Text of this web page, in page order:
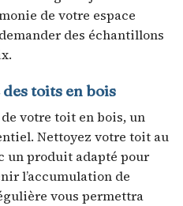
de votre espace
des échantillons
toits en bois
votre toit en bois, un
Nettoyez votre toit au
un produit adapté pour
l’accumulation de
vous permettra